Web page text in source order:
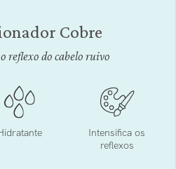
Cobre
reflexo do cabelo ruivo
Intensifica os
reflexos